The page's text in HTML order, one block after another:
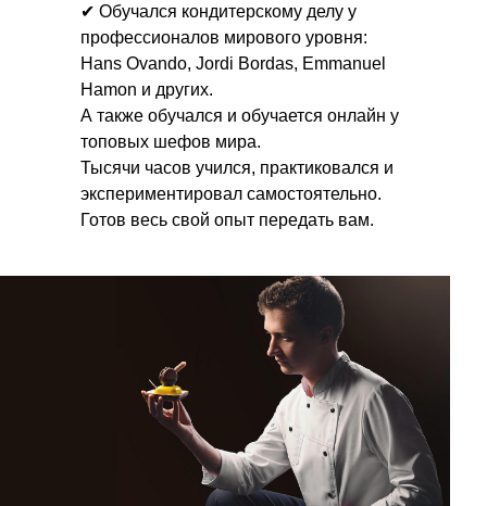
✔ Обучался кондитерскому делу у
профессионалов мирового уровня:
Hans Ovando, Jordi Bordas, Emmanuel
Hamon и других.
А также обучался и обучается онлайн у
топовых шефов мира.
Тысячи часов учился, практиковался и
экспериментировал самостоятельно.
Готов весь свой опыт передать вам.